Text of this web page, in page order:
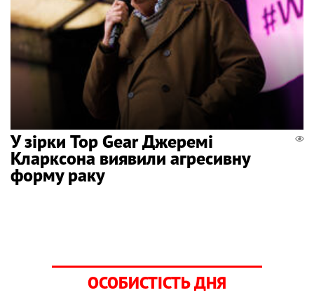
У зірки Top Gear Джеремі
Кларксона виявили агресивну
форму раку
ОСОБИСТІСТЬ ДНЯ